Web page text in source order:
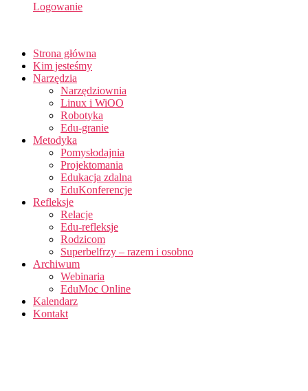
Logowanie
Strona główna
Kim jesteśmy
Narzędzia
Narzędziownia
Linux i WiOO
Robotyka
Edu-granie
Metodyka
Pomysłodajnia
Projektomania
Edukacja zdalna
EduKonferencje
Refleksje
Relacje
Edu-refleksje
Rodzicom
Superbelfrzy – razem i osobno
Archiwum
Webinaria
EduMoc Online
Kalendarz
Kontakt